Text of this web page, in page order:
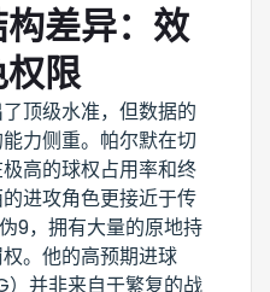
差异：效
限
顶级水准，但数据的
力侧重。帕尔默在切
高的球权占用率和终
进攻角色更接近于传
9，拥有大量的原地持
。他的高预期进球
）并非来自于繁复的战